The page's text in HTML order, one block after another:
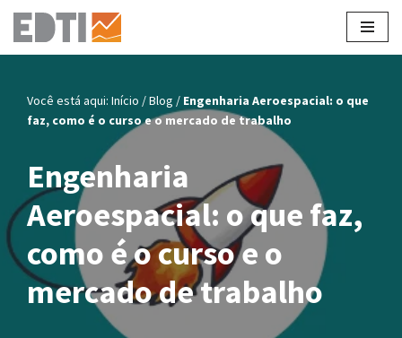
Pular
conteúdo
Você está aqui: Início /Blog / Engenharia Aeroespacial: o que
faz, como é o curso e o mercado de trabalho
Engenharia
Aeroespacial: o que faz,
como é o curso e o
mercado de trabalho